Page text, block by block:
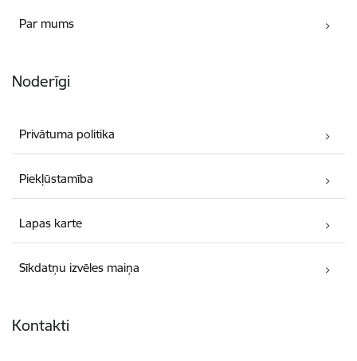
Par mums
Noderīgi
Privātuma politika
Piekļūstamība
Lapas karte
Sīkdatņu izvēles maiņa
Kontakti